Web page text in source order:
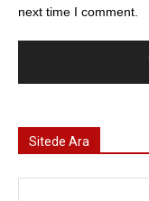
next time I comment.
Sitede Ara